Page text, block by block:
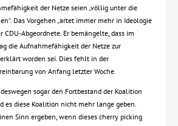
der Netze seien „völlig unter die
Das Vorgehen „artet immer mehr in Ideologie
CDU-Abgeordnete. Er bemängelte, dass im
die Aufnahmefähigkeit der Netze zur
erklärt worden sei. Dies fehlt in der
von Anfang letzter Woche.
sogar den Fortbestand der Koalition
es diese Koalition nicht mehr lange geben.
Sinn ergeben, wenn dieses cherry picking